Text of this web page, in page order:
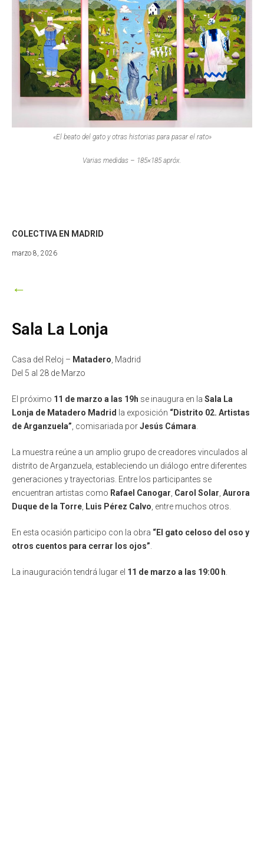
«El beato del gato y otras historias para pasar el rato»
Varias medidas – 185×185 apróx.
COLECTIVA EN MADRID
marzo 8, 2026marzo
←
Sala La Lonja
Casa del Reloj – Matadero , Madrid
Del 5 al 28 de Marzo
El próximo 11 de marzo a las 19h se inaugura en la Sala La
Lonja de Matadero Madrid
la exposición “Distrito 02. Artistas
de Arganzuela” , comisariada porJesús Cámara
La muestra reúne a un amplio grupo de creadores vinculados al
distrito de Arganzuela, estableciendo un diálogo entre diferentes
generaciones y trayectorias. Entre los participantes se
encuentran artistas como Rafael Canogar Carol Solar Aurora
Duque de la Torre Luis Pérez Calvo , entre muchos otros.
En esta ocasión participo con la obra “El gato celoso del oso y
otros cuentos para cerrar los ojos”
La inauguración tendrá lugar el 11 de marzo a las 19:00 h